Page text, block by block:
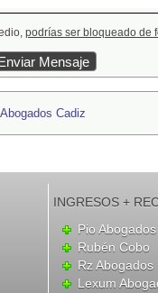
podrías ser bloqueado de
Abogados Cadiz
INGRESOS +
Pio
Rubén Cobo
Rz Abogados
Lexum